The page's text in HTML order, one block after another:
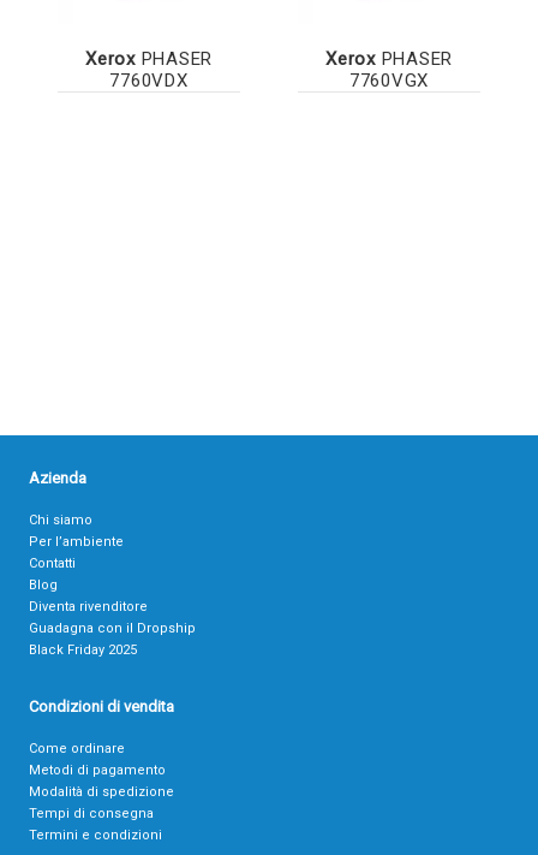
XeroxPHASER
7760VDX
XeroxPHASER
7760VGX
Azienda
Chi siamo
Per l’ambiente
Contatti
Blog
Diventa rivenditore
Guadagna con il Dropship
Black Friday 2025
Condizioni di vendita
Come ordinare
Metodi di pagamento
Modalità di spedizione
Tempi di consegna
Termini e condizioni